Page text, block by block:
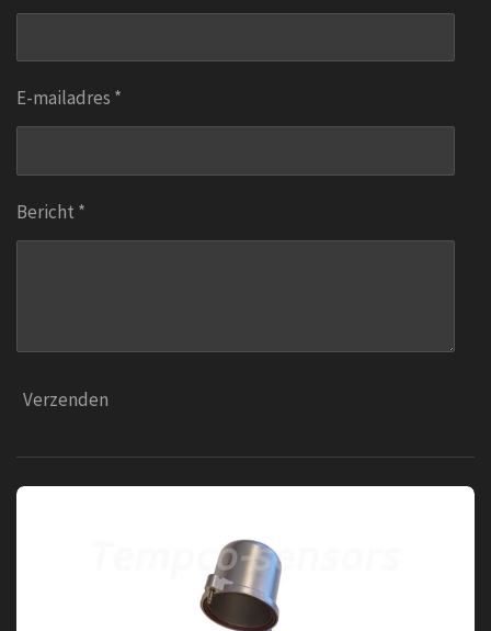
E-mailadres *
Bericht *
Verzenden